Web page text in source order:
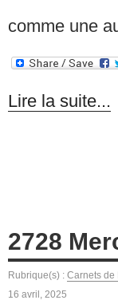
comme une
Lire la suite...
2728
Rubrique(s) : Carnets de
16 avril, 2025